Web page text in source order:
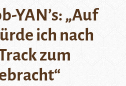
YAN’s: „Auf
ich nach
zum